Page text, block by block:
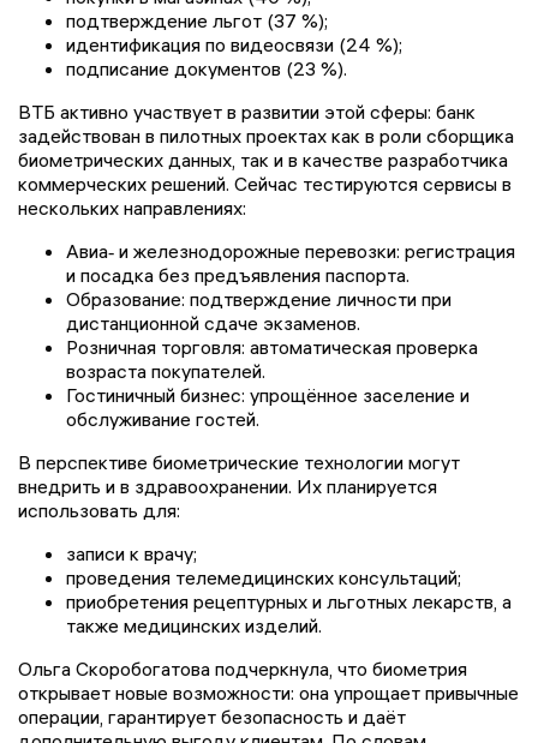
подтверждение льгот (37 %);
идентификация по видеосвязи (24 %);
подписание документов (23 %).
ВТБ активно участвует в развитии этой сферы: банк
задействован в пилотных проектах как в роли сборщика
биометрических данных, так и в качестве разработчика
коммерческих решений. Сейчас тестируются сервисы в
нескольких направлениях:
Авиа‑ и железнодорожные перевозки: регистрация
и посадка без предъявления паспорта.
Образование: подтверждение личности при
дистанционной сдаче экзаменов.
Розничная торговля: автоматическая проверка
возраста покупателей.
Гостиничный бизнес: упрощённое заселение и
обслуживание гостей.
В перспективе биометрические технологии могут
внедрить и в здравоохранении. Их планируется
использовать для:
записи к врачу;
проведения телемедицинских консультаций;
приобретения рецептурных и льготных лекарств, а
также медицинских изделий.
Ольга Скоробогатова подчеркнула, что биометрия
открывает новые возможности: она упрощает привычные
операции, гарантирует безопасность и даёт